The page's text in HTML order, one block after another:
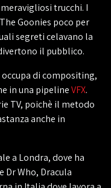
trucchi. I
Goonies poco per
segreti celavano la
il pubblico.
di compositing,
in una pipelineVFX.
TV, poichè il metodo
anche in
a Londra, dove ha
Dr Who, Dracula